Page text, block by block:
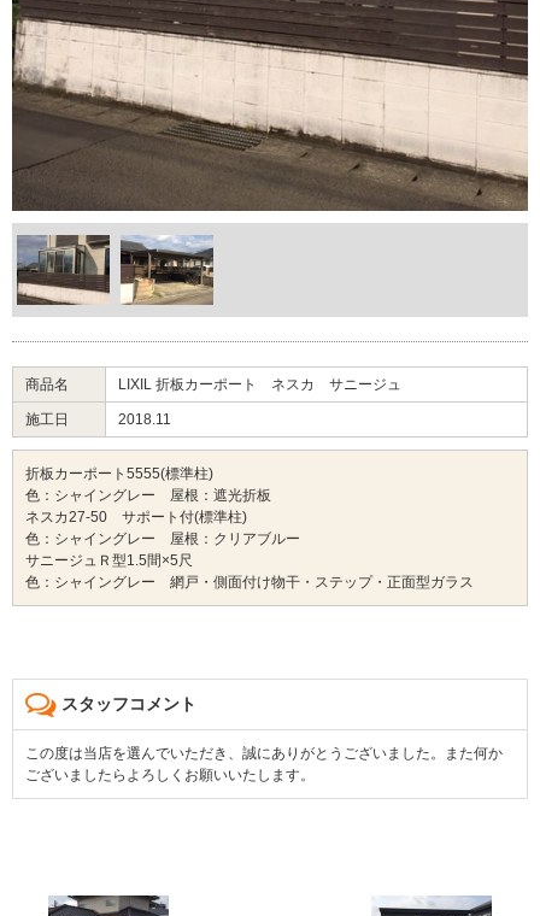
商品名 LIXIL 折板カーポート ネスカ サニージュ
施工日 2018.11
折板カーポート5555(標準柱)
色：シャイングレー 屋根：遮光折板
ネスカ27-50 サポート付(標準柱)
色：シャイングレー 屋根：クリアブルー
サニージュＲ型1.5間×5尺
色：シャイングレー 網戸・側面付け物干・ステップ・正面型ガラス
スタッフコメント
この度は当店を選んでいただき、誠にありがとうございました。また何か
ございましたらよろしくお願いいたします。